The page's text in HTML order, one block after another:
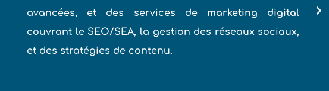
avancées, et des services de marketing digital
couvrant le SEO/SEA, la gestion des réseaux sociaux,
et des stratégies de contenu.